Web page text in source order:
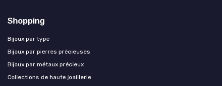
Shopping
Bijoux par type
Bijoux par pierres précieuses
Bijoux par métaux précieux
Collections de haute joaillerie